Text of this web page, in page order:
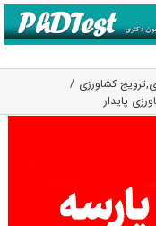
,ترویج کشاورزی
پایدار